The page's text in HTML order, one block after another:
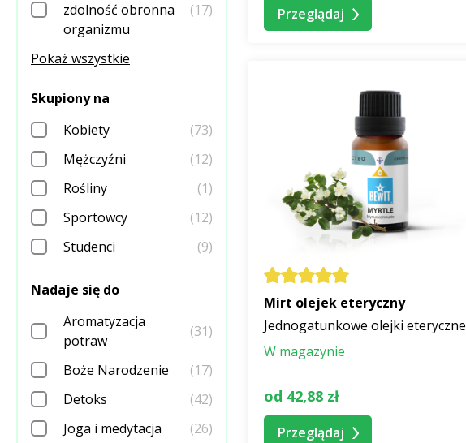
zdolność obronna
organizmu
(17)
Pokaż wszystkie
Skupiony na
Kobiety
(73)
Mężczyźni
(12)
Rośliny
(1)
Sportowcy
(12)
Studenci
(9)
Nadaje się do
Aromatyzacja
potraw
(31)
Boże Narodzenie
(17)
Detoks
(42)
Joga i medytacja
(26)
Przeglądaj
Mirt olejek eteryczny
Jednogatunkowe olejki eteryczne
W magazynie
od 42,88 zł
Przeglądaj